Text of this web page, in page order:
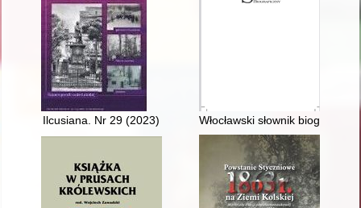
Ilcusiana. Nr 29 (2023) Włocławski słownik